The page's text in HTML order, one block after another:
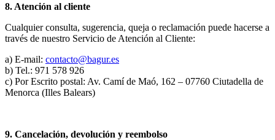
8. Atención al cliente
Cualquier consulta, sugerencia, queja o reclamación puede hacerse a
través de nuestro Servicio de Atención al Cliente:
a) E-mail: contacto@bagur.es
b) Tel.: 971 578 926
c) Por Escrito postal: Av. Camí de Maó, 162 – 07760 Ciutadella de
Menorca (Illes Balears)
9. Cancelación, devolución y reembolso